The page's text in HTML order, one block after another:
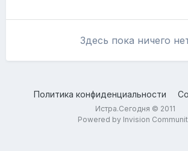
Здесь пока ничего
Политика конфиденциальности
Истра.Сегодня © 2011
Powered by Invision